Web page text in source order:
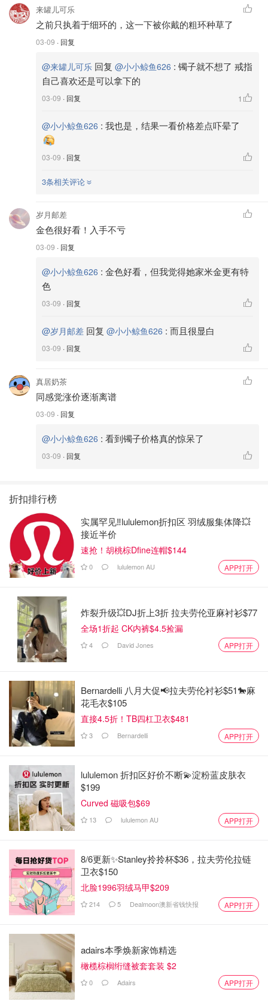
来罐儿可乐
之前只执着于细环的，这一下被你戴的粗环种草了
03-09 · 回复
@来罐儿可乐 回复 @小小鲸鱼626 : 镯子就不想了 戒指
自己喜欢还是可以拿下的
03-09 · 回复 1
@小小鲸鱼626 : 我也是，结果一看价格差点吓晕了
03-09 · 回复
3条相关评论
岁月邮差
金色很好看！入手不亏
03-09 · 回复
@小小鲸鱼626 : 金色好看，但我觉得她家米金更有特
色
03-09 · 回复
@岁月邮差 回复 @小小鲸鱼626 : 而且很显白
03-09 · 回复
真居奶茶
同感觉涨价逐渐离谱
03-09 · 回复
@小小鲸鱼626 : 看到镯子价格真的惊呆了
03-09 · 回复
折扣排行榜
实属罕见‼️lululemon折扣区 羽绒服集体降💥
接近半价
速抢！胡桃棕Dfine连帽$144
0 lululemon AU APP打开
炸裂升级💥DJ折上3折 拉夫劳伦亚麻衬衫$77
全场1折起 CK内裤$4.5捡漏
4 David Jones APP打开
Bernardelli 八月大促📢拉夫劳伦衬衫$51🐎麻
花毛衣$105
直接4.5折！TB四杠卫衣$481
3 Bernardelli APP打开
lululemon 折扣区好价不断💫淀粉蓝皮肤衣
$199
Curved 磁吸包$69
13 lululemon AU APP打开
8/6更新✨Stanley拎拎杯$36，拉夫劳伦拉链
卫衣$150
北脸1996羽绒马甲$209
214 5 Dealmoon澳新省钱快报 APP打开
adairs本季焕新家饰精选
橄榄棕榈绗缝被套套装 $2
0 Adairs APP打开